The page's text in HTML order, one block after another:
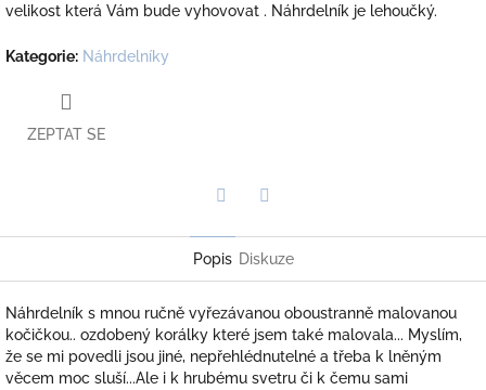
velikost která Vám bude vyhovovat . Náhrdelník je lehoučký.
Kategorie: Náhrdelníky
ZEPTAT SE
Popis Diskuze
Náhrdelník s mnou ručně vyřezávanou oboustranně malovanou
kočičkou.. ozdobený korálky které jsem také malovala... Myslím,
že se mi povedli jsou jiné, nepřehlédnutelné a třeba k lněným
věcem moc sluší...Ale i k hrubému svetru či k čemu sami